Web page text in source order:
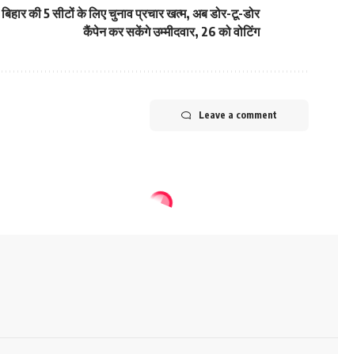
बिहार की 5 सीटों के लिए चुनाव प्रचार खत्म, अब डोर-टू-डोर
कैंपेन कर सकेंगे उम्मीदवार, 26 को वोटिंग
Leave a comment